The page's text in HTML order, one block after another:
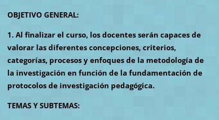
OBJETIVO GENERAL:
1. Al finalizar el curso, los docentes serán capaces de
valorar las diferentes concepciones, criterios,
categorías, procesos y enfoques de la metodología de
la investigación en función de la fundamentación de
protocolos de investigación pedagógica.
TEMAS Y SUBTEMAS: